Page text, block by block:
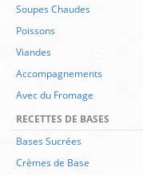
Soupes Chaudes
Poissons
Viandes
Accompagnements
Avec du Fromage
RECETTES DE BASES
Bases Sucrées
Crèmes de Base